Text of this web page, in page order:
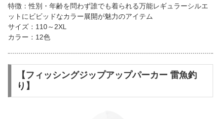
特徴：性別・年齢を問わず誰でも着られる万能レギュラーシルエ
ットにビビッドなカラー展開が魅力のアイテム
サイズ：110～2XL
カラー：12色
【フィッシングジップアップパーカー 雷魚釣
り】